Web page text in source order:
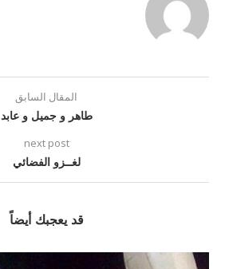
المقال السابق
طاهر و جميل و عابد
next post
لغــزو الفضائي
قد يعجبك أيضاً